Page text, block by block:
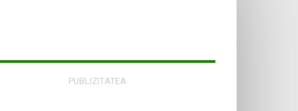
PUBLIZITATEA